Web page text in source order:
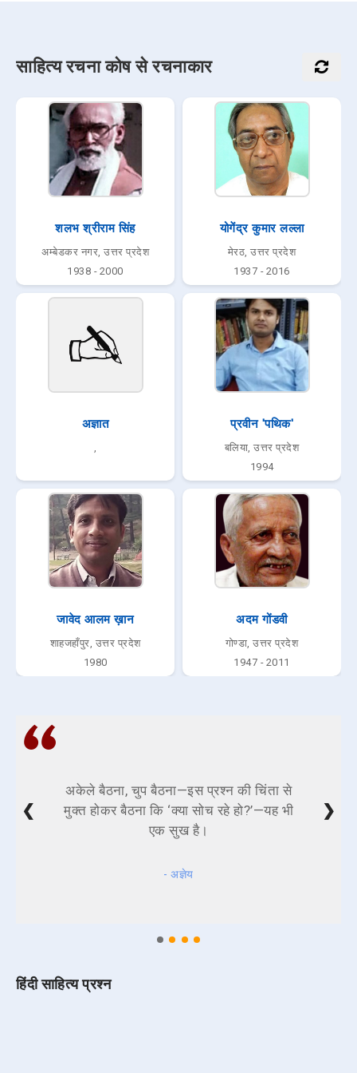
साहित्य रचना कोष से रचनाकार
शलभ श्रीराम सिंह
अम्बेडकर नगर, उत्तर प्रदेश
1938 - 2000
योगेंद्र कुमार लल्ला
मेरठ, उत्तर प्रदेश
1937 - 2016
अज्ञात प्रवीन 'पथिक'
बलिया, उत्तर प्रदेश
1994
जावेद आलम ख़ान
शाहजहाँपुर, उत्तर प्रदेश
1980
अदम गोंडवी
गोण्डा, उत्तर प्रदेश
1947 - 2011
अकेले बैठना, चुप बैठना—इस प्रश्न की चिंता से
मुक्त होकर बैठना कि ‘क्या सोच रहे हो?’—यह भी
एक सुख है।
- अज्ञेय
❮ ❯
हिंदी साहित्य प्रश्न